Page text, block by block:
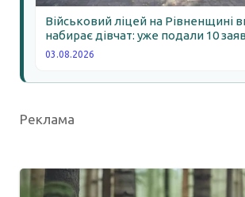
Військовий ліцей на Рівненщині
набирає дівчат: уже подали 10
03.08.2026
Реклама